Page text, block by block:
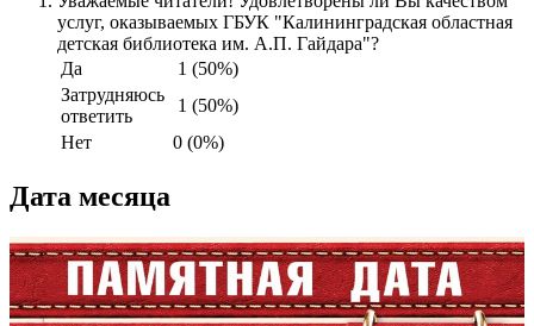
услуг, оказываемых ГБУК "Калининградская областная
детская библиотека им. А.П. Гайдара"?
Да
1 (50%)
Затрудняюсь
ответить
1 (50%)
Нет
0 (0%)
Дата месяца